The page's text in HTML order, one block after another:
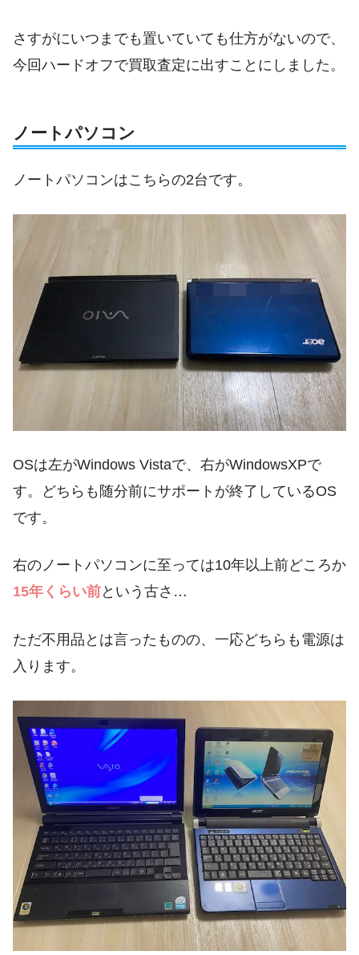
さすがにいつまでも置いていても仕方がないので、
今回ハードオフで買取査定に出すことにしました。
ノートパソコン
ノートパソコンはこちらの2台です。
OSは左がWindows Vistaで、右がWindowsXPで
す。どちらも随分前にサポートが終了しているOS
です。
右のノートパソコンに至っては10年以上前どころか
15年くらい前という古さ…
ただ不用品とは言ったものの、一応どちらも電源は
入ります。